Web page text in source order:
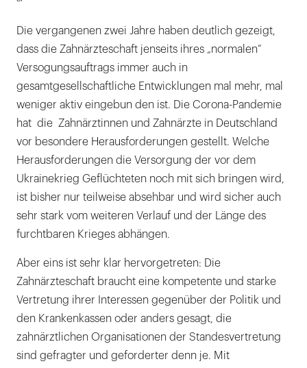
Die vergangenen zwei Jahre haben deutlich gezeigt,
dass die Zahnärzteschaft jenseits ihres „normalen“
Versogungsauftrags immer auch in
gesamtgesellschaftliche Entwicklungen mal mehr, mal
weniger aktiv eingebun den ist. Die Corona-Pandemie
hat die Zahnärztinnen und Zahnärzte in Deutschland
vor besondere Herausforderungen gestellt. Welche
Herausforderungen die Versorgung der vor dem
Ukrainekrieg Geflüchteten noch mit sich bringen wird,
ist bisher nur teilweise absehbar und wird sicher auch
sehr stark vom weiteren Verlauf und der Länge des
furchtbaren Krieges abhängen.
Aber eins ist sehr klar hervorgetreten: Die
Zahnärzteschaft braucht eine kompetente und starke
Vertretung ihrer Interessen gegenüber der Politik und
den Krankenkassen oder anders gesagt, die
zahnärztlichen Organisationen der Standesvertretung
sind gefragter und geforderter denn je. Mit